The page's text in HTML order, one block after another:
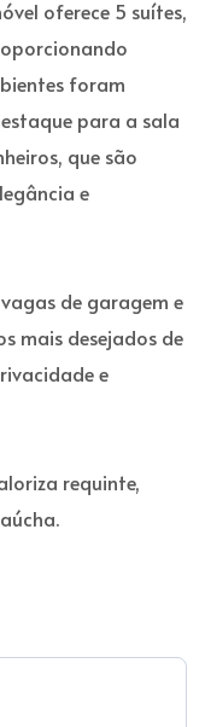
oferece 5 suítes,
foram
para a sala
que são
e
de garagem e
mais desejados de
e
requinte,